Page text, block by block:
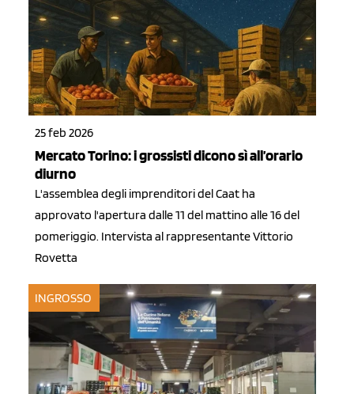
25 feb 2026
Mercato Torino: i grossisti dicono sì all’orario
diurno
L'assemblea degli imprenditori del Caat ha
approvato l'apertura dalle 11 del mattino alle 16 del
pomeriggio. Intervista al rappresentante Vittorio
Rovetta
INGROSSO